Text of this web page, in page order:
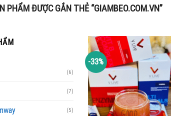
PHẨM ĐƯỢC GẮN THẺ “GIAMBEO.COM.VN”
(6)
(7)
(5)
-33%